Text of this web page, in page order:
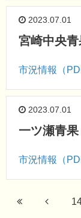
2023.07.01
宮崎中央
市況情報（
2023.07.01
一ツ瀬青
市況情報（